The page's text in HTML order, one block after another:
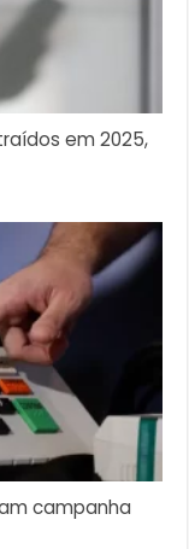
em 2025,
campanha